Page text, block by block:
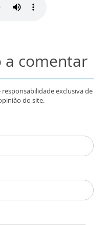
a comentar
exclusiva de
do site.